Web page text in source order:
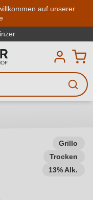
springen
auf unserer
Grillo
Trocken
13% Alk.
Wein